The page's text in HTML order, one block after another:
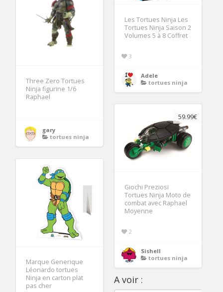
Les Tortues Ninja Les
Tortues Ninja Saison 2
Volumes 5 à 8 Coffret
3
Adele
tortues ninja
Three Zero Tortues
Ninja figurine 1/6
Raphael
gary
tortues ninja
59.99€
Giochi Preziosi
Tortues Ninja Moto de
combat avec Raphael
Moyenne
2
Sishell
tortues ninja
Marque Generique
Léonardo tortues
Ninja en carton plat
pas cher
A voir :